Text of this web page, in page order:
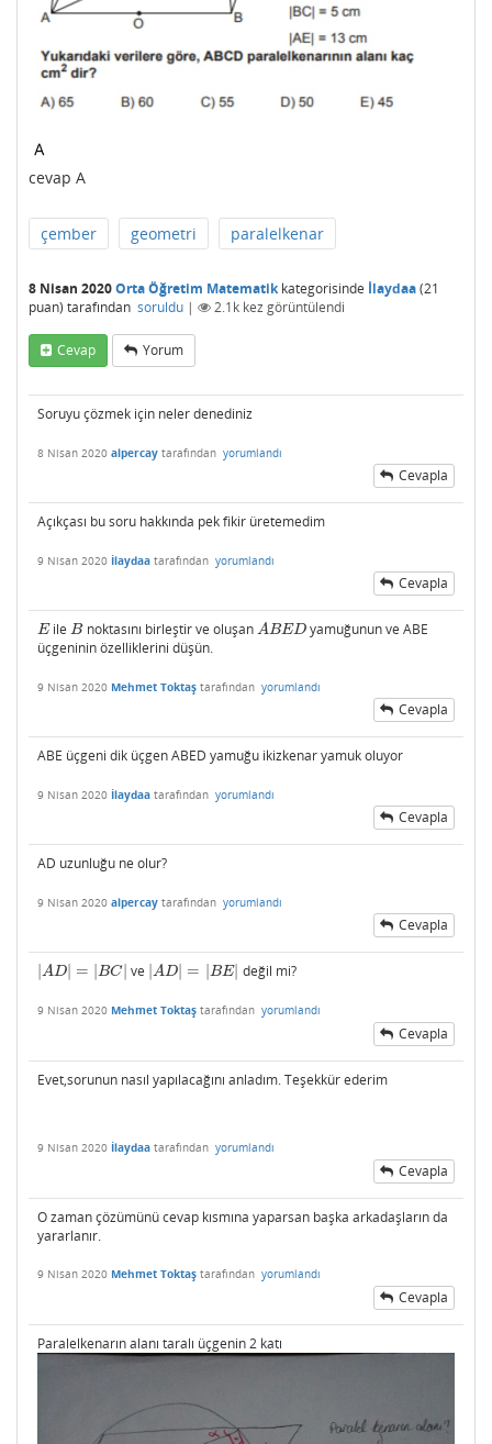
cevap A
çember geometri paralelkenar
8 Nisan 2020Orta Öğretim Matematikkategorisinde İlaydaa(21
puan) tarafından soruldu | 2.1k kez görüntülendi
Cevap Yorum
Soruyu çözmek için neler denediniz
8 Nisan 2020 alpercay tarafından yorumlandı
Cevapla
Açıkçası bu soru hakkında pek fikir üretemedim
9 Nisan 2020 İlaydaa tarafından yorumlandı
Cevapla
E
E ileB
B noktasını birleştir ve oluşan ABED
ABED
yamuğunun ve ABE
üçgeninin özelliklerini düşün.
9 Nisan 2020 Mehmet Toktaş tarafından yorumlandı
Cevapla
ABE üçgeni dik üçgen ABED yamuğu ikizkenar yamuk oluyor
9 Nisan 2020 İlaydaa tarafından yorumlandı
Cevapla
AD uzunluğu ne olur?
9 Nisan 2020 alpercay tarafından yorumlandı
Cevapla
AD = |BC|
|AD| =|B C| ve |AD = BE|
|AD| =|B E| değil mi?
9 Nisan 2020 Mehmet Toktaş tarafından yorumlandı
Cevapla
Evet,sorunun nasıl yapılacağını anladım. Teşekkür ederim
9 Nisan 2020 İlaydaa tarafından yorumlandı
Cevapla
O zaman çözümünü cevap kısmına yaparsan başka arkadaşların da
yararlanır.
9 Nisan 2020 Mehmet Toktaş tarafından yorumlandı
Cevapla
Paralelkenarın alanı taralı üçgenin 2 katı